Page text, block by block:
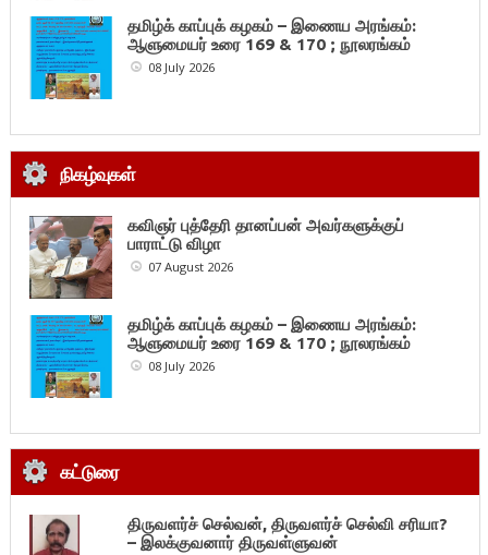
தமிழ்க் காப்புக் கழகம் – இணைய அரங்கம்:
ஆளுமையர் உரை 169 & 170 ; நூலரங்கம்
08 July 2026
நிகழ்வுகள்
கவிஞர் புத்தேரி தானப்பன் அவர்களுக்குப்
பாராட்டு விழா
07 August 2026
தமிழ்க் காப்புக் கழகம் – இணைய அரங்கம்:
ஆளுமையர் உரை 169 & 170 ; நூலரங்கம்
08 July 2026
கட்டுரை
திருவளர்ச் செல்வன், திருவளர்ச் செல்வி சரியா?
– இலக்குவனார் திருவள்ளுவன்